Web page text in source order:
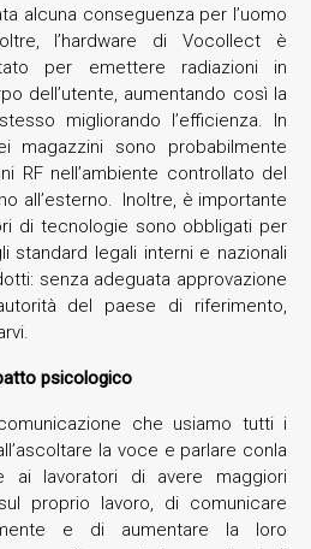
alcuna conseguenza per l’uomo
l’hardware di Vocollect è
per emettere radiazioni in
dell’utente, aumentando così la
migliorando l’efficienza. In
magazzini sono probabilmente
RF nell’ambiente controllato del
all’esterno. Inoltre, è importante
di tecnologie sono obbligati per
standard legali interni e nazionali
senza adeguata approvazione
del paese di riferimento,
psicologico
che usiamo tutti i
la voce e parlare conla
ai lavoratori di avere maggiori
proprio lavoro, di comunicare
e di aumentare la loro